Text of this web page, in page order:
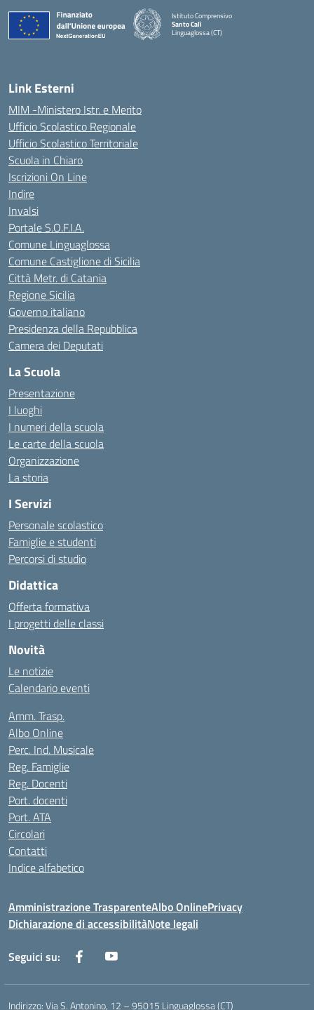
Istituto Comprensivo
Santo Calì
Linguaglossa (CT)
— Visita la pagina iniziale della scuola
Link Esterni
MIM -Ministero Istr. e Merito
Ufficio Scolastico Regionale
Ufficio Scolastico Territoriale
Scuola in Chiaro
Iscrizioni On Line
Indire
Invalsi
Portale S.O.F.I.A.
Comune Linguaglossa
Comune Castiglione di Sicilia
Città Metr. di Catania
Regione Sicilia
Governo italiano
Presidenza della Repubblica
Camera dei Deputati
La Scuola
Presentazione
I luoghi
I numeri della scuola
Le carte della scuola
Organizzazione
La storia
I Servizi
Personale scolastico
Famiglie e studenti
Percorsi di studio
Didattica
Offerta formativa
I progetti delle classi
Novità
Le notizie
Calendario eventi
Amm. Trasp.
Albo Online
Perc. Ind. Musicale
Reg. Famiglie
Reg. Docenti
Port. docenti
Port. ATA
Circolari
Contatti
Indice alfabetico
Amministrazione TrasparenteAlbo OnlinePrivacy
Dichiarazione di accessibilitàNote legali
Seguici su:
Indirizzo:Via S. Antonino, 12 – 95015 Linguaglossa (CT)